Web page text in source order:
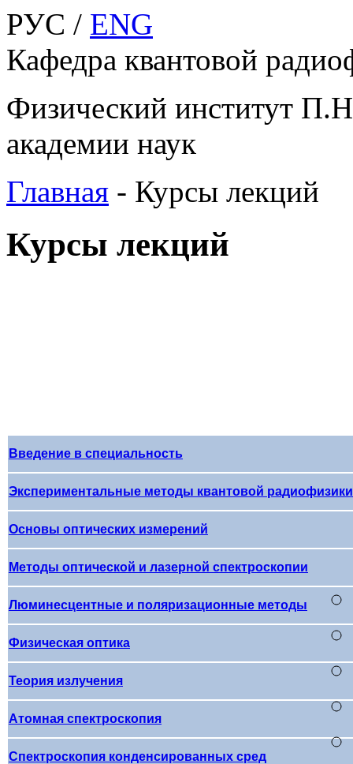
РУС / ENG
Кафедра квантовой
Физический институт
академии наук
Главная - Курсы лекций
Курсы лекций
Введение в специальность
Экспериментальные методы квантовой радиофизики
Основы оптических измерений
Методы оптической и лазерной спектроскопии
Люминесцентные и поляризационные методы
Физическая оптика
Теория излучения
Атомная спектроскопия
Спектроскопия конденсированных сред